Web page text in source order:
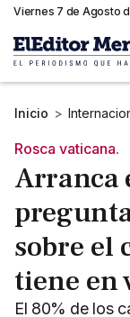
Viernes 7 de Agosto
Inicio >
Rosca vaticana.
Arranca
sobre el
tiene en
El 80% de los